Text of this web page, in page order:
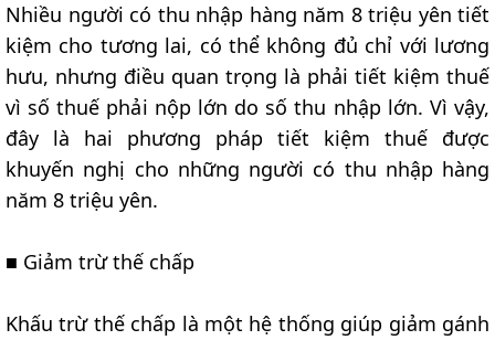
Nhiều người có thu nhập hàng năm 8 triệu yên tiết
kiệm cho tương lai, có thể không đủ chỉ với lương
hưu, nhưng điều quan trọng là phải tiết kiệm thuế
vì số thuế phải nộp lớn do số thu nhập lớn. Vì vậy,
đây là hai phương pháp tiết kiệm thuế được
khuyến nghị cho những người có thu nhập hàng
năm 8 triệu yên.
■ Giảm trừ thế chấp
Khấu trừ thế chấp là một hệ thống giúp giảm gánh